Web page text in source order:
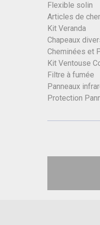
Flexible solin
Articles de
Kit Veranda
Chapeaux
Cheminées et
Kit Ventouse
Filtre à fumée
Panneaux
Protection